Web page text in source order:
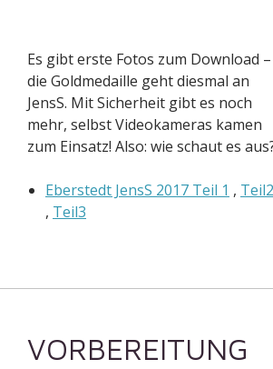
die Goldmedaille geht diesmal an
JensS. Mit Sicherheit gibt es noch
mehr, selbst Videokameras kamen
zum Einsatz! Also: wie schaut es aus?
Eberstedt JensS 2017 Teil 1, Teil2
,Teil3
KLASSENTREFFEN